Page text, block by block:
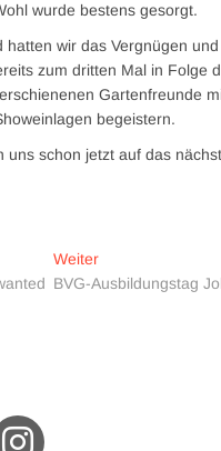
wurde bestens gesorgt.
hatten wir das Vergnügen und
zum dritten Mal in Folge
Gartenfreunde
begeistern.
uns schon jetzt auf das
WeiterNächster
Beitrag:
BVG-Ausbildungstag